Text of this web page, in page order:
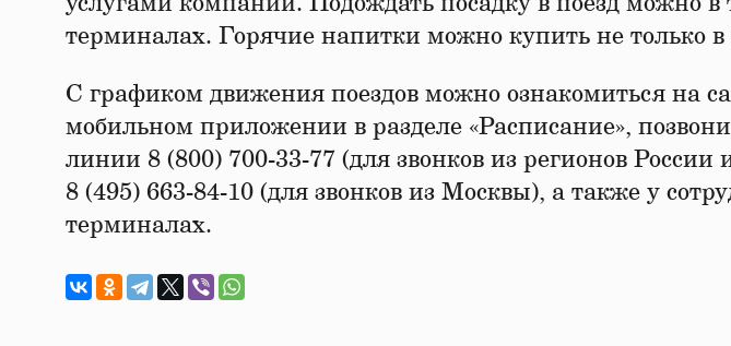
терминалах. Горячие напитки можно купить не только
С графиком движения поездов можно ознакомиться на
мобильном приложении в разделе «Расписание»,
линии 8 (800) 700-33-77 (для звонков из регионов
8 (495) 663-84-10 (для звонков из Москвы), а также у
терминалах.